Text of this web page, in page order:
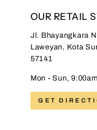
OUR RETAIL
Jl. Bhayangkara
Laweyan, Kota
57141
Mon - Sun,
GET